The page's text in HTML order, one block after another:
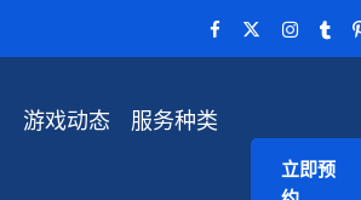
游戏动态 服务种类
立即预